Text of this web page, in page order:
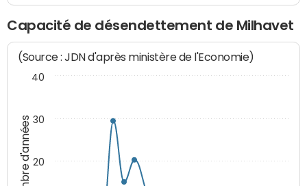
Capacité de désendettement de Milhavet
Nombre d'années
(Source : JDN d'après ministère de l'Economie)
20
30
40